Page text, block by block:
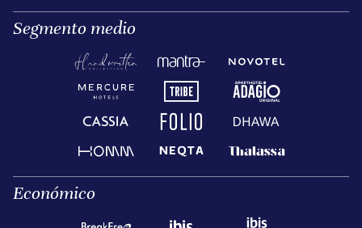
Segmento medio
Económico